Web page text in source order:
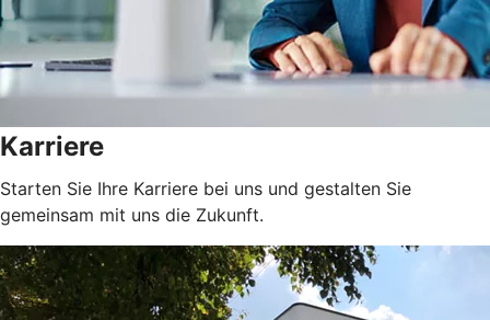
Karriere
Starten Sie Ihre Karriere bei uns und gestalten Sie
gemeinsam mit uns die Zukunft.